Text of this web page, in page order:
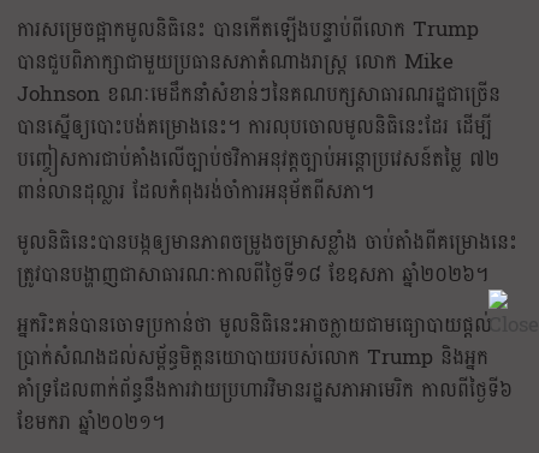
ការសម្រេចផ្អាកមូលនិធិនេះ បានកើតឡើងបន្ទាប់ពីលោក Trump
បានជួបពិភាក្សាជាមួយប្រធានសភាតំណាងរាស្ត្រ លោក Mike
Johnson ខណៈមេដឹកនាំសំខាន់ៗនៃគណបក្សសាធារណរដ្ឋជាច្រើន
បានស្នើឲ្យបោះបង់គម្រោងនេះ។ ការលុបចោលមូលនិធិនេះដែរ ដើម្បី
បញ្ចៀសការជាប់គាំងលើច្បាប់ថវិកាអនុវត្តច្បាប់អន្តោប្រវេសន៍តម្លៃ ៧២
ពាន់លានដុល្លារ ដែលកំពុងរង់ចាំការអនុម័តពីសភា។
មូលនិធិនេះបានបង្កឲ្យមានភាពចម្រូងចម្រាសខ្លាំង ចាប់តាំងពីគម្រោងនេះ
ត្រូវបានបង្ហាញជាសាធារណៈកាលពីថ្ងៃទី១៨ ខែឧសភា ឆ្នាំ២០២៦។
អ្នករិះគន់បានចោទប្រកាន់ថា មូលនិធិនេះអាចក្លាយជាមធ្យោបាយផ្តល់
ប្រាក់សំណងដល់សម្ព័ន្ធមិត្តនយោបាយរបស់លោក Trump និងអ្នក
គាំទ្រដែលពាក់ព័ន្ធនឹងការវាយប្រហារវិមានរដ្ឋសភាអាមេរិក កាលពីថ្ងៃទី៦
ខែមករា ឆ្នាំ២០២១។